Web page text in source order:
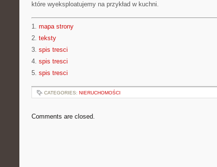
które wyeksploatujemy na przykład w kuchni.
1. mapa strony
2. teksty
3. spis tresci
4. spis tresci
5. spis tresci
CATEGORIES: NIERUCHOMOŚCI
Comments are closed.